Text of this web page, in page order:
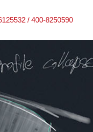
/ 400-8250590